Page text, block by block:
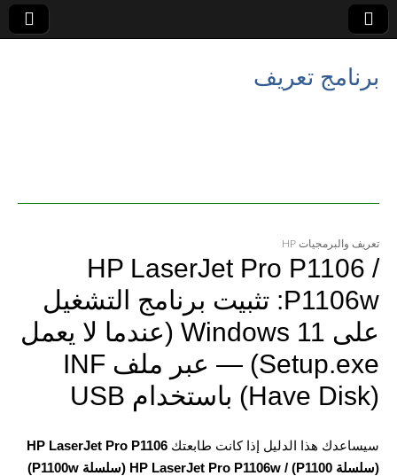
برنامج تعريف
تعريف والبرمجيات HP
HP LaserJet Pro P1106 /
P1106w: تثبيت برنامج التشغيل
على Windows 11 (عندما لا يعمل
Setup.exe) — عبر ملف INF
(Have Disk) باستخدام USB
سيساعدك هذا الدليل إذا كانت طابعتك HP LaserJet Pro P1106
(سلسلة P1100) / HP LaserJet Pro P1106w (سلسلة P1100w)